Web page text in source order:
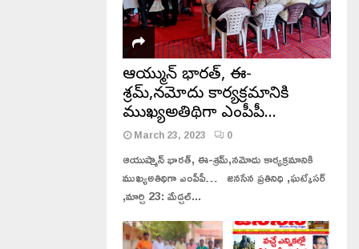
ఆయుష్మాన్ భారత్, ఈ-
శ్రమ్,నమోదు కార్యక్రమానికి
ముఖ్యఅతిథిగా ఎంపీపీ…
March 23, 2023 0
ఆయుష్మాన్ భారత్, ఈ-శ్రమ్,నమోదు కార్యక్రమానికి
ముఖ్యఅతిథిగా ఎంపీపీ… జనసేన ప్రతినిధి ,ఘట్కేసర్
,మార్చి 23: మేడ్చల్...